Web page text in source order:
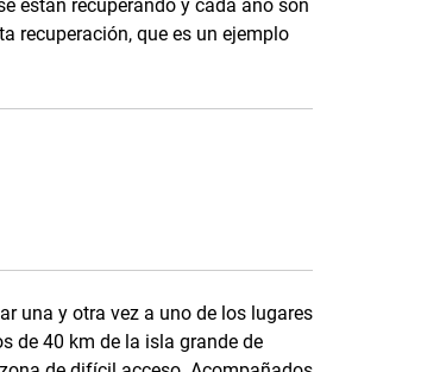
están recuperando y cada año son
recuperación, que es un ejemplo
una y otra vez a uno de los lugares
de 40 km de la isla grande de